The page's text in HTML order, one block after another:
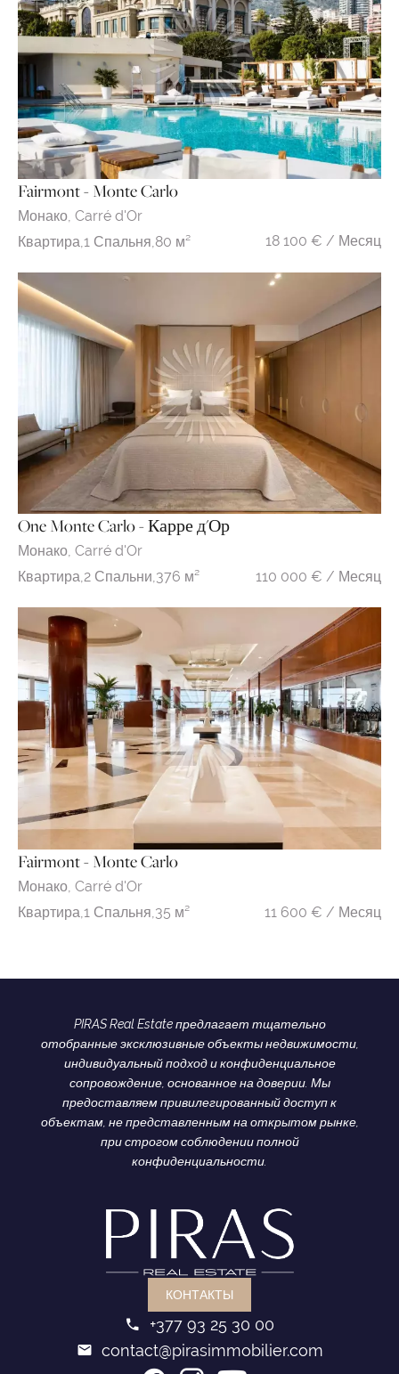
Fairmont - Monte Carlo
Монако, Carré d'Or
Квартира, 1 Спальня, 80 м² 18 100 € / Месяц
One Monte Carlo - Карре д'Ор
Монако, Carré d'Or
Квартира,2 Спальни,376 м² 110 000 € / Месяц
Fairmont - Monte Carlo
Монако, Carré d'Or
Квартира,1 Спальня,35 м² 11 600 € / Месяц
PIRAS Real Estate предлагает тщательно
отобранные эксклюзивные объекты недвижимости,
индивидуальный подход и конфиденциальное
сопровождение, основанное на доверии. Мы
предоставляем привилегированный доступ к
объектам, не представленным на открытом рынке,
при строгом соблюдении полной
конфиденциальности.
КОНТАКТЫ
+377 93 25 30 00
contact@pirasimmobilier.com